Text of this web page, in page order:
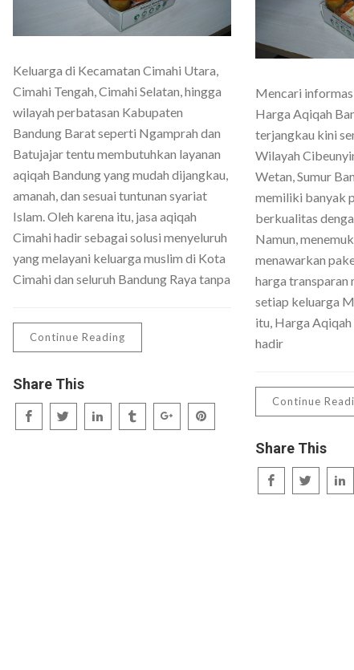
Keluarga di Kecamatan Cimahi Utara,
Cimahi Tengah, Cimahi Selatan, hingga
wilayah perbatasan Kabupaten
Bandung Barat seperti Ngamprah dan
Batujajar tentu membutuhkan layanan
aqiqah Bandung yang mudah dijangkau,
amanah, dan sesuai tuntunan syariat
Islam. Oleh karena itu, jasa aqiqah
Cimahi hadir sebagai solusi menyeluruh
yang melayani keluarga muslim di Kota
Cimahi dan seluruh Bandung Raya tanpa
Continue Reading
Share This
Mencari
Harga Aqiqah
terjangkau kini
Wilayah
Wetan, Sumur
memiliki banyak
berkualitas
Namun,
menawarkan
harga transparan
setiap keluarga
itu, Harga
hadir
Continue
Share This